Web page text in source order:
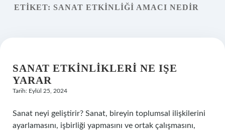
Yasal Uyarı
ETIKET: SANAT ETKINLIĞI AMACI NEDIR
SANAT ETKINLIKLERI NE IŞE
YARAR
Tarih: Eylül 25, 2024
Sanat neyi geliştirir? Sanat, bireyin toplumsal ilişkilerini
ayarlamasını, işbirliği yapmasını ve ortak çalışmasını,